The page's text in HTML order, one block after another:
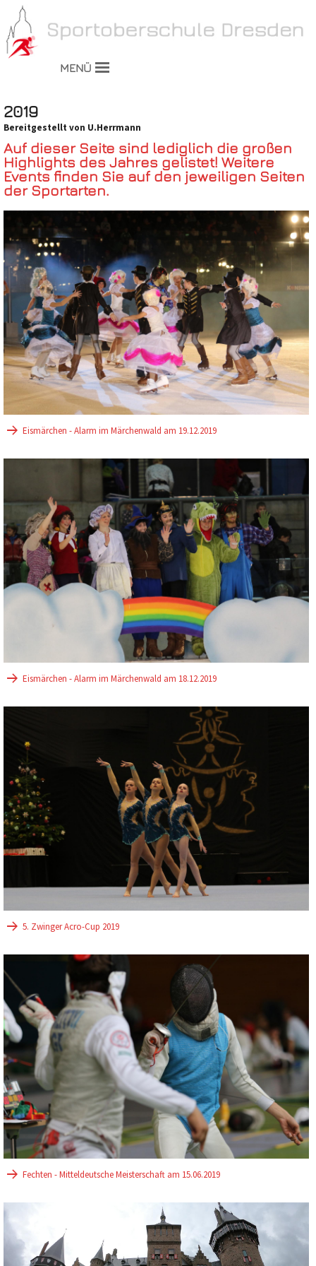
MENÜ
2019
Bereitgestellt von U.Herrmann
Auf dieser Seite sind lediglich die großen
Highlights des Jahres gelistet! Weitere
Events finden Sie auf den jeweiligen Seiten
der Sportarten.
Eismärchen - Alarm im Märchenwald am 19.12.2019
Eismärchen - Alarm im Märchenwald am 18.12.2019
5. Zwinger Acro-Cup 2019
Fechten - Mitteldeutsche Meisterschaft am 15.06.2019